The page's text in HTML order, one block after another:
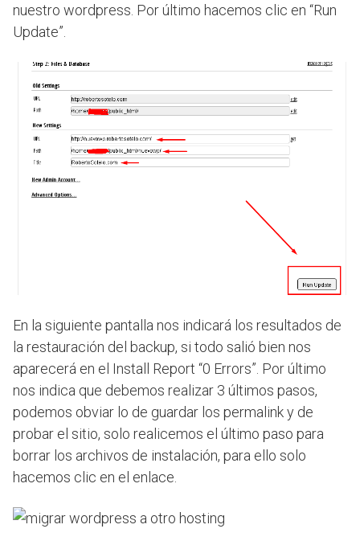
nuestro wordpress. Por último hacemos clic en “Run
Update”.
En la siguiente pantalla nos indicará los resultados de
la restauración del backup, si todo salió bien nos
aparecerá en el Install Report “0 Errors”. Por último
nos indica que debemos realizar 3 últimos pasos,
podemos obviar lo de guardar los permalink y de
probar el sitio, solo realicemos el último paso para
borrar los archivos de instalación, para ello solo
hacemos clic en el enlace.